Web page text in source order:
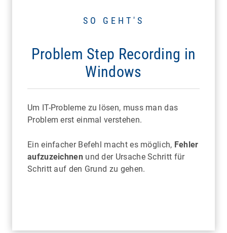
Problem Step Recording in
Windows
SO GEHT'S
Um IT-Probleme zu lösen, muss man das
Problem erst einmal verstehen.
Ein einfacher Befehl macht es möglich, Fehler
aufzuzeichnen und der Ursache Schritt für
Schritt auf den Grund zu gehen.